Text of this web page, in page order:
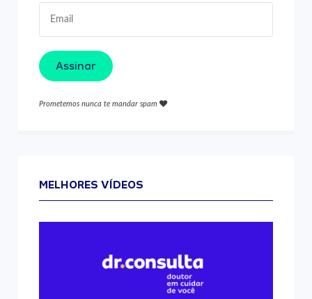
Assinar
Prometemos nunca te mandar spam
MELHORES VÍDEOS